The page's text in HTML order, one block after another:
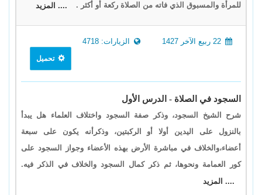
للمرأة والمسبوق الذي فاته من الصلاة ركعة أو أكثر .
.... المزيد
الزيارات: 4718
تحميل
السجود في الصلاة - الدرس الأول
شرح الشيخ السجود، وذكر صفة السجود واختلاف العلماء هل يبدأ
بالنزول على اليدين أولا أو الركبتين، وذكرأنه يكون على سبعة
أعضاء،والخلاف في مباشرة الأرض بهذه الأعضاء وجواز السجود على
كور العمامة ونحوها، ثم ذكر كمال السجود والخلاف في الذكر فيه.
.... المزيد